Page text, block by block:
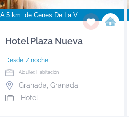
A 5 km. de Cenes De La Vega
Hotel Plaza Nueva
Desde / noche
Alquiler: Habitación
Granada Granada
Hotel